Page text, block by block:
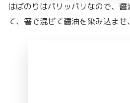
はばのりはパリッパリなので、
て、箸で混ぜて醤油を染み込ませ